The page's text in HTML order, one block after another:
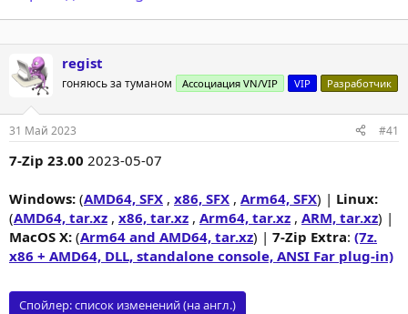
regist
гоняюсь за туманом Ассоциация VN/VIP VIP Разработчик
31 Май 2023 #41
7-Zip 23.00 2023-05-07
Windows: (AMD64, SFX , x86, SFX , Arm64, SFX) | Linux:
(AMD64, tar.xz , x86, tar.xz , Arm64, tar.xz , ARM, tar.xz) |
MacOS X: (Arm64 and AMD64, tar.xz) | 7-Zip Extra: (7z.
x86 + AMD64, DLL, standalone console, ANSI Far plug-in)
Спойлер:список изменений (на англ.)